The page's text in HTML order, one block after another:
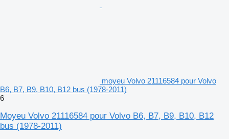
moyeu Volvo 21116584 pour Volvo
B6, B7, B9, B10, B12 bus (1978-2011)
6
Moyeu Volvo 21116584 pour Volvo B6, B7, B9, B10, B12
bus (1978-2011)